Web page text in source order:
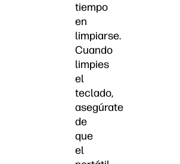
tiempo
en
limpiarse.
Cuando
limpies
el
teclado,
asegúrate
de
que
el